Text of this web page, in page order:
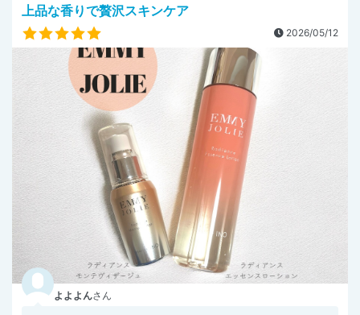
上品な香りで贅沢スキンケア
2026/05/12
よよよんさん